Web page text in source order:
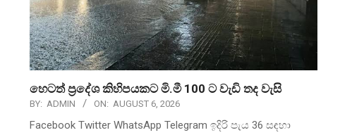
හෙටත් ප්‍රදේශ කිහිපයකට මි.මී 100 ට වැඩි තද වැසි
BY: ADMIN ON: AUGUST 6, 2026
Facebook Twitter WhatsApp Telegram ඉදිරි පැය 36 සඳහා